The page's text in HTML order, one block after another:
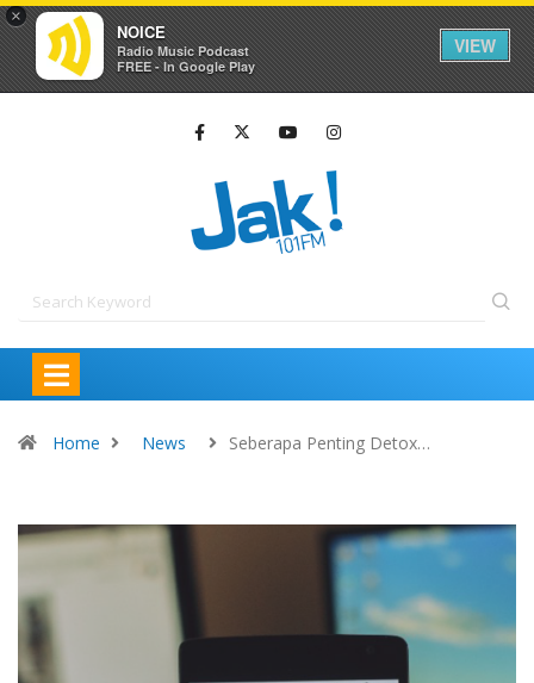
×
NOICE
Radio Music Podcast
FREE - In Google Play
VIEW
Home News Seberapa Penting Detox…